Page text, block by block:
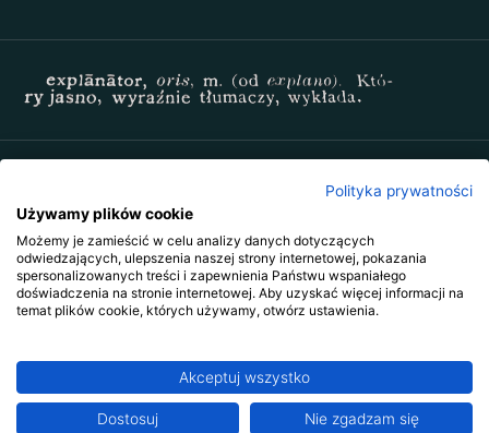
Copyright © 2009-2026 Wszystkie prawa zastrzeżone. Wydawnictwo
szkolenia i publikacje.
Ta strona jest chroniona przez reCAPTCHA i obowiązują na niejpolityka
Abonament już od 83 zł miesięcznie
Polityka prywatności
Używamy plików cookie
Możemy je zamieścić w celu analizy danych dotyczących
odwiedzających, ulepszenia naszej strony internetowej, pokazania
spersonalizowanych treści i zapewnienia Państwu wspaniałego
doświadczenia na stronie internetowej. Aby uzyskać więcej informacji na
temat plików cookie, których używamy, otwórz ustawienia.
Akceptuj wszystko
Dostosuj Nie zgadzam się